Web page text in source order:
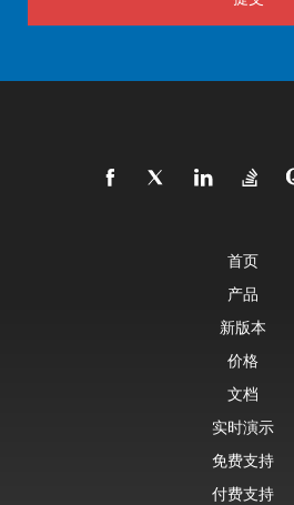
首页
产品
新版本
价格
文档
实时演示
免费支持
付费支持